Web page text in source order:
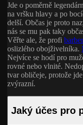
Jde o poměrně
na vršku hlavy a po
delší. Občas je proto
nás se mu pak taky
Věřte ale, že profi barber
oslizlého obojživelníka.
Nejvíce se hodí pro
rovné nebo vlnité.
tvar obličeje, protože
zvýrazní.
Jaký účes pro